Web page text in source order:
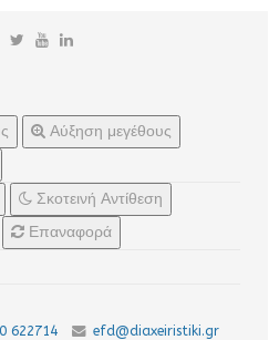
Αύξηση μεγέθους
Σκοτεινή Αντίθεση
Επαναφορά
622714 efd@diaxeiristiki.gr